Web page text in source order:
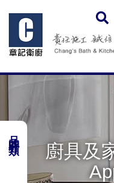
廚具及
品牌分類